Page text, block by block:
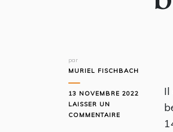
par
MURIEL FISCHBACH
13 NOVEMBRE 2022
LAISSER UN
COMMENTAIRE
Il